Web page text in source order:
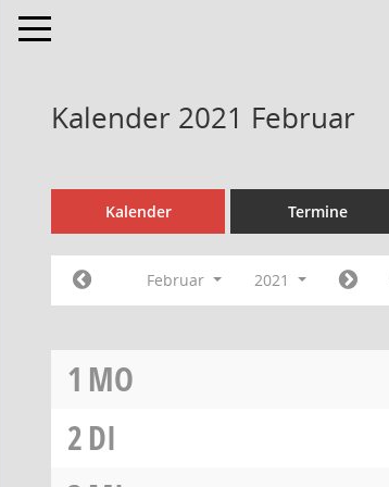
Toggle navigation
Kalender 2021 Februar
Kalender Termine
Februar 2021
1 MO
2DI